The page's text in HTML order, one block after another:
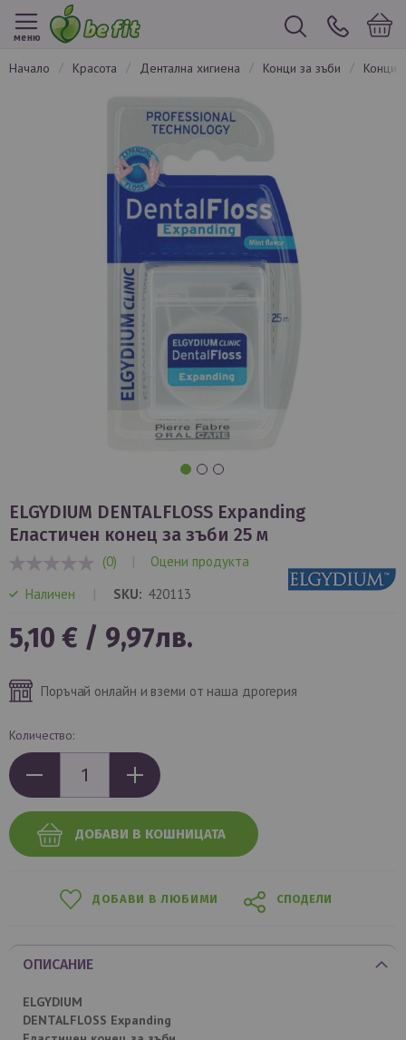
меню
начало красота дентална хигиена конци за зъби
конци
към
началото
на
галерия
снимки
ELGYDIUM DENTALFLOSS Expanding
Еластичен конец за зъби 25 м
(0) |
Оцени продукта
Наличен
SKU 420113
5,10 € / 9,97лв.
Поръчай онлайн и вземи от наша дрогерия
Количество:
ДОБАВИ В КОШНИЦАТА
ДОБАВИ В ЛЮБИМИ СПОДЕЛИ
ОПИСАНИЕ
ELGYDIUM
DENTALFLOSS Expanding